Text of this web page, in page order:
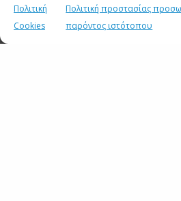
Πολιτική
Cookies
Πολιτική προστασίας
παρόντος ιστότοπου